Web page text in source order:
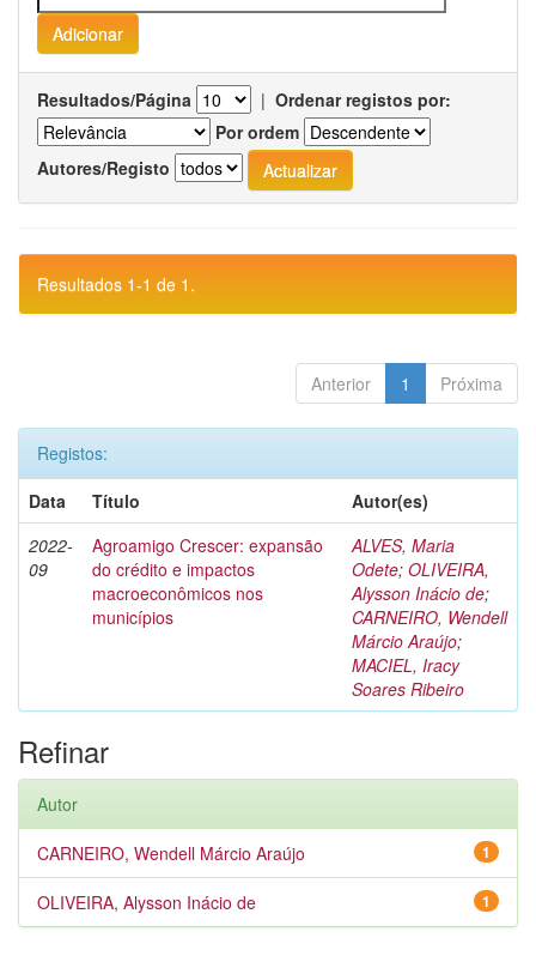
Resultados/Página | Ordenar registos por:
Por ordem
Autores/Registo
Resultados 1-1 de 1.
Anterior 1 Próxima
Registos:
Data
Título
Autor(es)
2022-
09
Agroamigo Crescer: expansão
do crédito e impactos
macroeconômicos nos
municípios
ALVES, Maria
Odete; OLIVEIRA,
Alysson Inácio de;
CARNEIRO, Wendell
Márcio Araújo;
MACIEL, Iracy
Soares Ribeiro
Refinar
Autor
1
CARNEIRO, Wendell Márcio Araújo
1
OLIVEIRA, Alysson Inácio de